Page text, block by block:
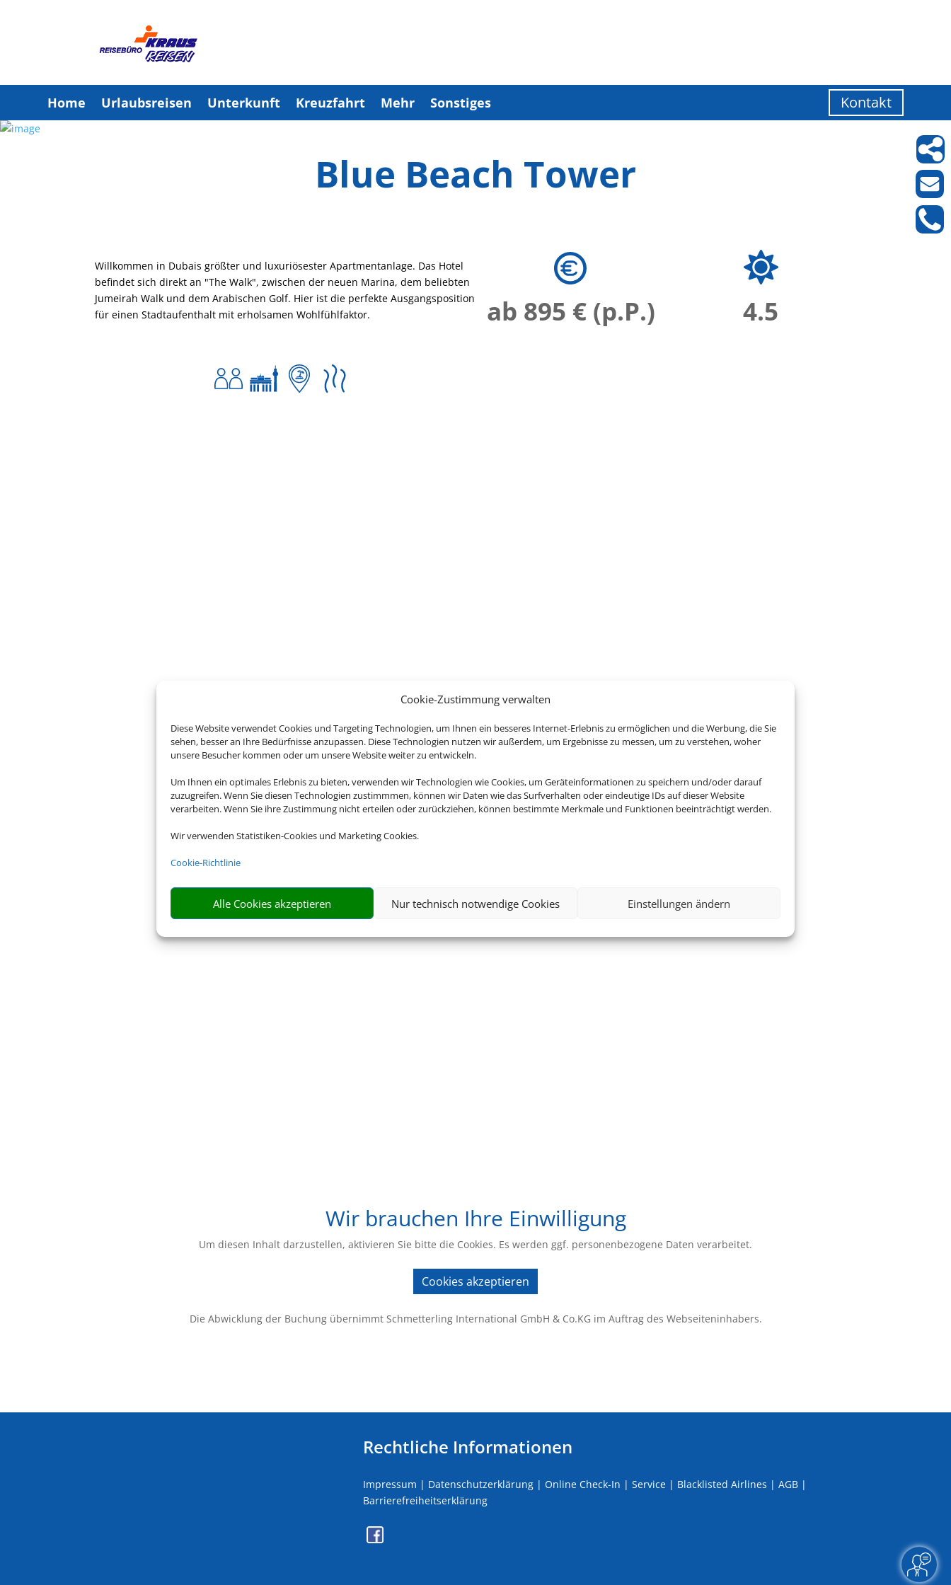
Cookie-Zustimmung verwalten
Diese Website verwendet Cookies und Targeting Technologien, um Ihnen ein besseres Internet-Erlebnis zu ermöglichen und die Werbung, die Sie
sehen, besser an Ihre Bedürfnisse anzupassen. Diese Technologien nutzen wir außerdem, um Ergebnisse zu messen, um zu verstehen, woher
unsere Besucher kommen oder um unsere Website weiter zu entwickeln.
Um Ihnen ein optimales Erlebnis zu bieten, verwenden wir Technologien wie Cookies, um Geräteinformationen zu speichern und/oder darauf
zuzugreifen. Wenn Sie diesen Technologien zustimmmen, können wir Daten wie das Surfverhalten oder eindeutige IDs auf dieser Website
verarbeiten. Wenn Sie ihre Zustimmung nicht erteilen oder zurückziehen, können bestimmte Merkmale und Funktionen beeinträchtigt werden.
Wir verwenden Statistiken-Cookies und Marketing Cookies.
Cookie-Richtlinie
Alle Cookies akzeptieren Nur technisch notwendige Cookies Einstellungen ändern
Home Urlaubsreisen Unterkunft Kreuzfahrt Mehr Sonstiges Kontakt
Blue Beach Tower
Willkommen in Dubais größter und luxuriösester Apartmentanlage. Das Hotel
befindet sich direkt an "The Walk", zwischen der neuen Marina, dem beliebten
Jumeirah Walk und dem Arabischen Golf. Hier ist die perfekte Ausgangsposition
für einen Stadtaufenthalt mit erholsamen Wohlfühlfaktor.
ab 895 € (p.P.) 4.5
Wir brauchen Ihre Einwilligung
Um diesen Inhalt darzustellen, aktivieren Sie bitte die Cookies. Es werden ggf. personenbezogene Daten verarbeitet.
Cookies akzeptieren
Die Abwicklung der Buchung übernimmt Schmetterling International GmbH & Co.KG im Auftrag des Webseiteninhabers.
Rechtliche Informationen
Impressum | Datenschutzerklärung| Online Check-In | Service| Blacklisted Airlines | AGB|
Barrierefreiheitserklärung